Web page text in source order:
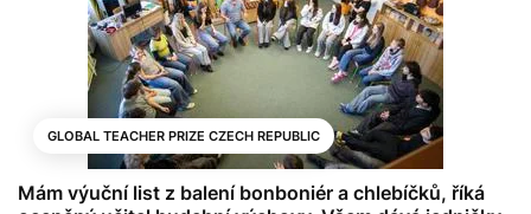
GLOBAL TEACHER PRIZE CZECH REPUBLIC
Mám výuční list z balení bonboniér a chlebíčků, říká